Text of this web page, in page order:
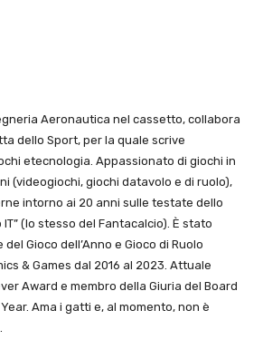
Aeronautica nel cassetto, collabora
dello Sport, per la quale scrive
etecnologia. Appassionato di giochi in
(videogiochi, giochi datavolo e di ruolo),
intorno ai 20 anni sulle testate dello
(lo stesso del Fantacalcio). È stato
Gioco dell’Anno e Gioco di Ruolo
& Games dal 2016 al 2023. Attuale
Award e membro della Giuria del Board
Ama i gatti e, al momento, non è